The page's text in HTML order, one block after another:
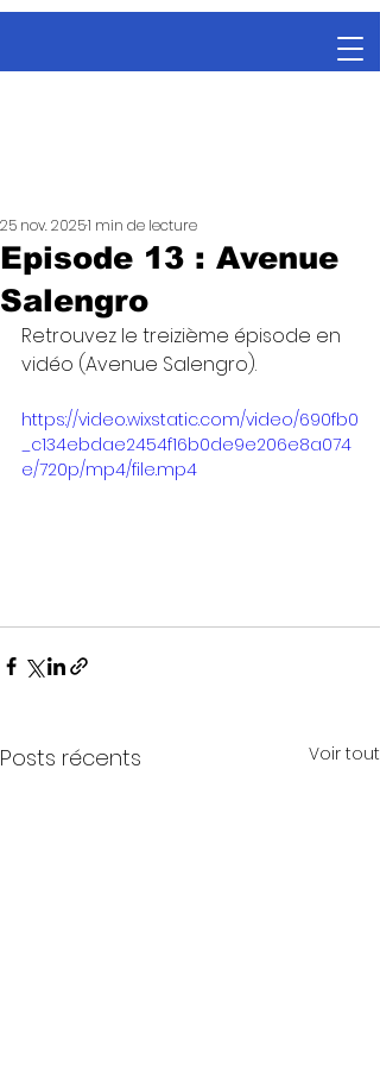
Episode 13 : Avenue
Salengro
25 nov. 20251 min de lecture
Retrouvez le treizième épisode en
vidéo (Avenue Salengro).
https://video.wixstatic.com/video/690fb0
_c134ebdae2454f16b0de9e206e8a074
e/720p/mp4/file.mp4
Posts récents Voir tout